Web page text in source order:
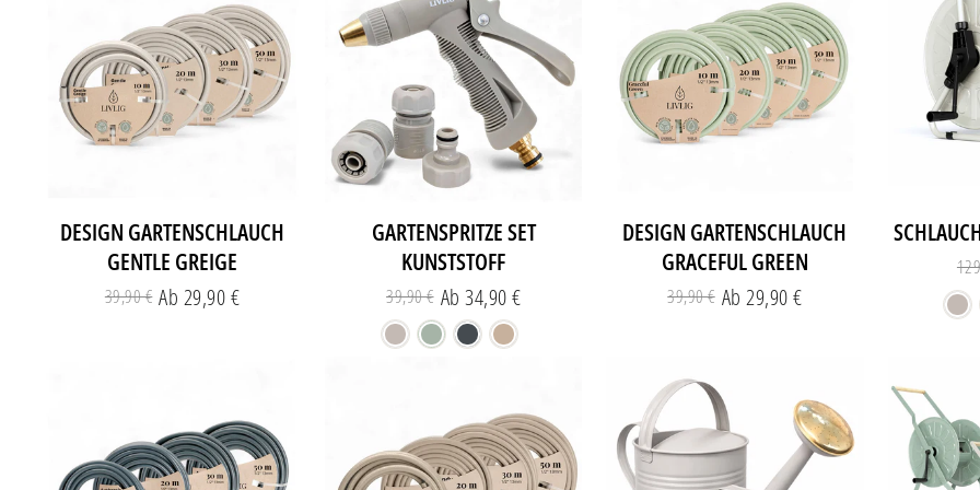
DESIGN GARTENSCHLAUCH
GENTLE GREIGE
Normaler
39,90 € Sonderpreis
Ab 29,90 €
GARTENSPRITZE SET
KUNSTSTOFF
Normaler
Preis
39,90 € Sonderpreis
Ab 34,90 €
DESIGN GARTENSCHLAUCH
GRACEFUL GREEN
Normaler
39,90 € Sonderpreis
Ab 29,90 €